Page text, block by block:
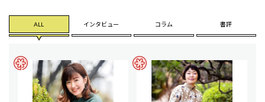
ALL インタビュー コラム 書評